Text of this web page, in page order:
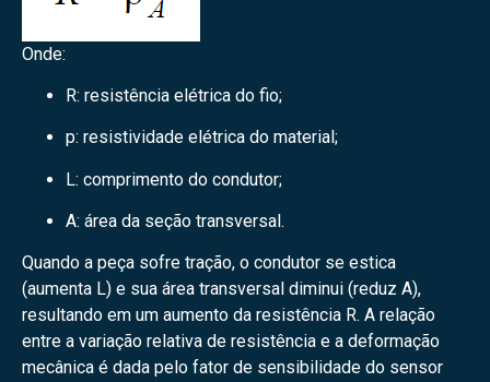
Onde:
R: resistência elétrica do fio;
p: resistividade elétrica do material;
L: comprimento do condutor;
A: área da seção transversal.
Quando a peça sofre tração, o condutor se estica
(aumenta L) e sua área transversal diminui (reduz A),
resultando em um aumento da resistência R. A relação
entre a variação relativa de resistência e a deformação
mecânica é dada pelo fator de sensibilidade do sensor